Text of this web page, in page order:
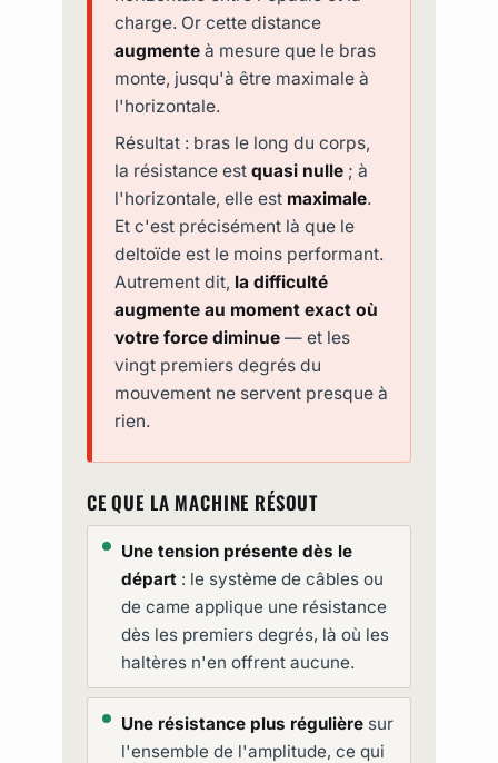
charge. Or cette distance
augmenteà mesure que le bras
monte, jusqu'à être maximale à
l'horizontale.
Résultat : bras le long du corps,
la résistance est quasi nulle; à
l'horizontale, elle est maximale.
Et c'est précisément là que le
deltoïde est le moins performant.
Autrement dit, la difficulté
augmente au moment exact où
votre force diminue— et les
vingt premiers degrés du
mouvement ne servent presque à
rien.
CE QUE LA MACHINE RÉSOUT
Une tension présente dès le
départ : le système de câbles ou
de came applique une résistance
dès les premiers degrés, là où les
haltères n'en offrent aucune.
Une résistance plus régulièresur
l'ensemble de l'amplitude, ce qui